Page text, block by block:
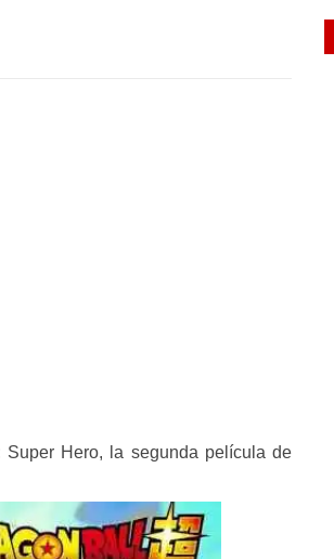
Hero, la segunda película de